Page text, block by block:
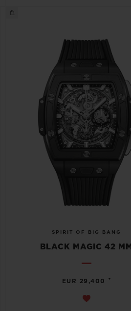
SPIRIT OF BIG BANG
BLACK MAGIC 42 MM
EUR 29,400 •